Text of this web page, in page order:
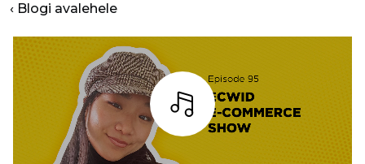
‹ Blogi avalehele
Kuulama